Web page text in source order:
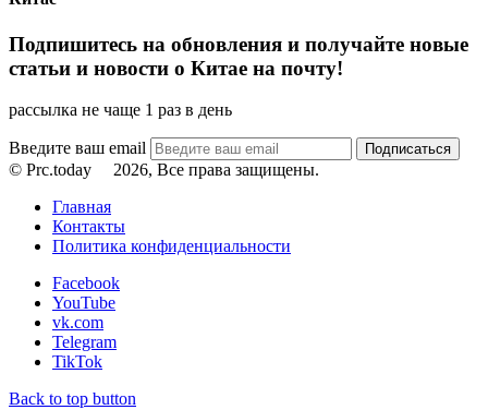
Подпишитесь на обновления и получайте новые
статьи и новости о Китае на почту!
рассылка не чаще 1 раз в день
Введите ваш email
© Prc.today
2026, Все права защищены.
Главная
Контакты
Политика конфиденциальности
Facebook
YouTube
vk.com
Telegram
TikTok
Back to top button